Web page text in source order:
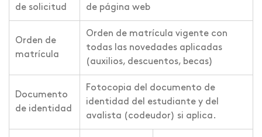
de solicitud
de página web
Orden de
matrícula
Orden de matrícula vigente con
todas las novedades aplicadas
(auxilios, descuentos, becas)
Documento
de identidad
Fotocopia del documento de
identidad del estudiante y del
avalista (codeudor) si aplica.